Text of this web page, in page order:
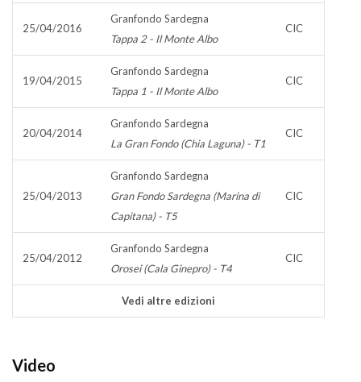
25/04/2016
Granfondo Sardegna
Tappa 2 - Il Monte Albo
CIC
19/04/2015
Granfondo Sardegna
Tappa 1 - Il Monte Albo
CIC
20/04/2014
Granfondo Sardegna
La Gran Fondo (Chia Laguna) - T1
CIC
25/04/2013
Granfondo Sardegna
Gran Fondo Sardegna (Marina di
Capitana) - T5
CIC
25/04/2012
Granfondo Sardegna
Orosei (Cala Ginepro) - T4
CIC
Vedi altre edizioni
Video